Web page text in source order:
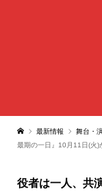
最新情報 舞台・
最期の一日』10月11日(火)
役者は一人、共